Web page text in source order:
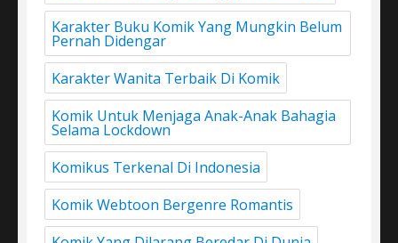
Karakter Buku Komik Yang Mungkin Belum
Pernah Didengar
Karakter Wanita Terbaik Di Komik
Komik Untuk Menjaga Anak-Anak Bahagia
Selama Lockdown
Komikus Terkenal Di Indonesia
Komik Webtoon Bergenre Romantis